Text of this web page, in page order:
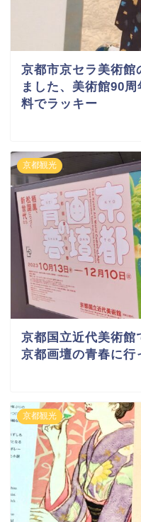
京都市京セラ美術館
ました、美術館90
料でラッキー
京都観光
京都国立近代美術館
京都画壇の青春に行
京都観光